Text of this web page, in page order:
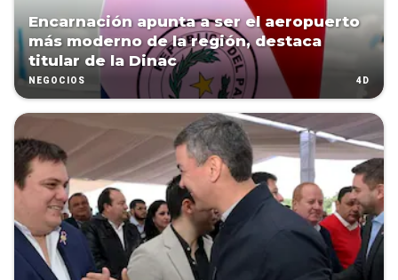
Encarnación apunta a ser el aeropuerto
más moderno de la región, destaca
titular de la Dinac
NEGOCIOS 4D